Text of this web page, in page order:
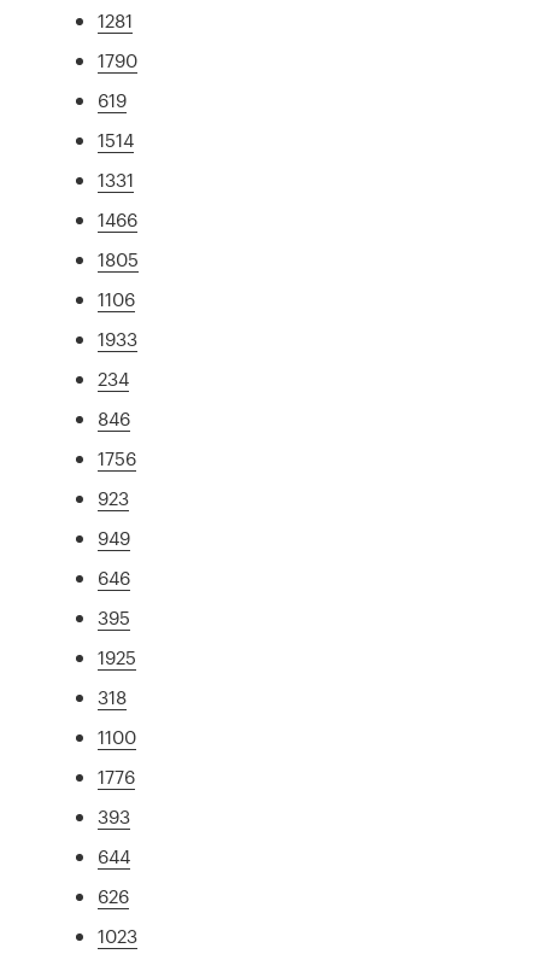
1281
1790
619
1514
1331
1466
1805
1106
1933
234
846
1756
923
949
646
395
1925
318
1100
1776
393
644
626
1023